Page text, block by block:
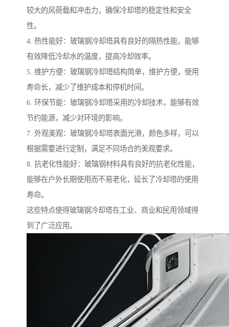
较大的风荷载和冲击力，确保冷却塔的稳定性和安全
性。
4. 热性能好：玻璃钢冷却塔具有良好的隔热性能，能够
有效降低冷却水的温度，提高冷却效率。
5. 维护方便：玻璃钢冷却塔结构简单，维护方便，使用
寿命长，减少了维护成本和停机时间。
6. 环保节能：玻璃钢冷却塔采用的冷却技术，能够有效
节约能源，减少对环境的影响。
7. 外观美观：玻璃钢冷却塔表面光滑，颜色多样，可以
根据需要进行定制，满足不同场合的美观要求。
8. 抗老化性能好：玻璃钢材料具有良好的抗老化性能，
能够在户外长期使用而不易老化，延长了冷却塔的使用
寿命。
这些特点使得玻璃钢冷却塔在工业、商业和民用领域得
到了广泛应用。